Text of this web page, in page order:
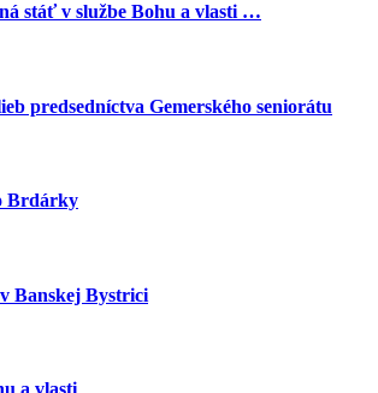
stáť v službe Bohu a vlasti …
predsedníctva Gemerského seniorátu
Brdárky
Banskej Bystrici